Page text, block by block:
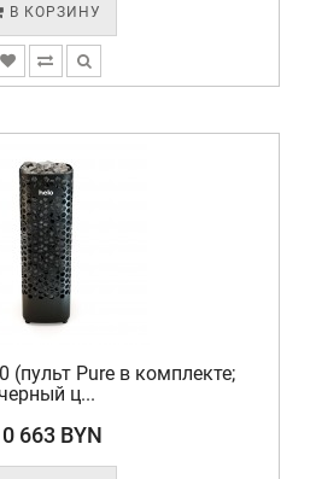
В КОРЗИНУ
(пульт Pure в комплекте;
ц...
663 BYN